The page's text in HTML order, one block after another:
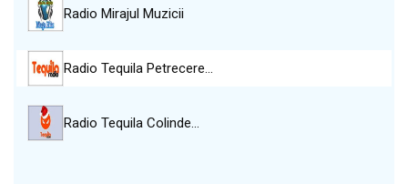
Radio Mirajul Muzicii
Radio Tequila Petrecere…
Radio Tequila Colinde…